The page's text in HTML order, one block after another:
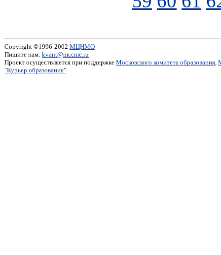
Copyright ©1996-2002 МЦНМО
Пишите нам: kvant@mccme.ru
Проект осуществляется при поддержке Московского комитета образования,
"Курьер образования"